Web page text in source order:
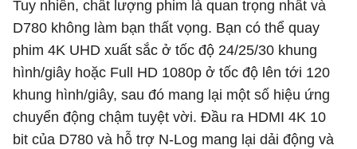
Tuy nhiên, chất lượng phim là quan trọng nhất và
D780 không làm bạn thất vọng. Bạn có thể quay
phim 4K UHD xuất sắc ở tốc độ 24/25/30 khung
hình/giây hoặc Full HD 1080p ở tốc độ lên tới 120
khung hình/giây, sau đó mang lại một số hiệu ứng
chuyển động chậm tuyệt vời. Đầu ra HDMI 4K 10
bit của D780 và hỗ trợ N-Log mang lại dải động và